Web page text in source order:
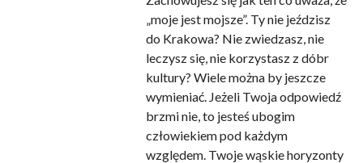
„moje jest mojsze”. Ty nie jeździsz
do Krakowa? Nie zwiedzasz, nie
leczysz się, nie korzystasz z dóbr
kultury? Wiele można by jeszcze
wymieniać. Jeżeli Twoja odpowiedź
brzmi nie, to jesteś ubogim
człowiekiem pod każdym
względem. Twoje wąskie horyzonty